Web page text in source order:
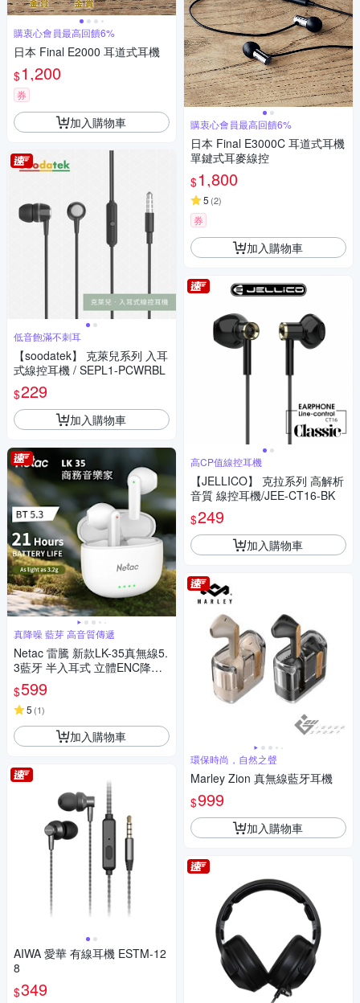
購衷心會員最高回饋6%
日本 Final E2000 耳道式耳機
$1,200
券
加入購物車
低音飽滿不刺耳
【soodatek】 克萊兒系列 入耳
式線控耳機 / SEPL1-PCWRBL
$229
加入購物車
真降噪 藍芽 高音質傳遞
Netac 雷騰 新款LK-35真無線5.
3藍牙 半入耳式 立體ENC降噪
耳機 電容量LED指示 白色
$599
5 (1)
加入購物車
AIWA 愛華 有線耳機 ESTM-12
8
$349
購衷心會員最高回饋6%
日本 Final E3000C 耳道式耳機
單鍵式耳麥線控
$1,800
5 (2)
券
加入購物車
高CP值線控耳機
【JELLICO】 克拉系列 高解析
音質 線控耳機/JEE-CT16-BK
$249
加入購物車
環保時尚，自然之聲
Marley Zion 真無線藍牙耳機
$999
加入購物車